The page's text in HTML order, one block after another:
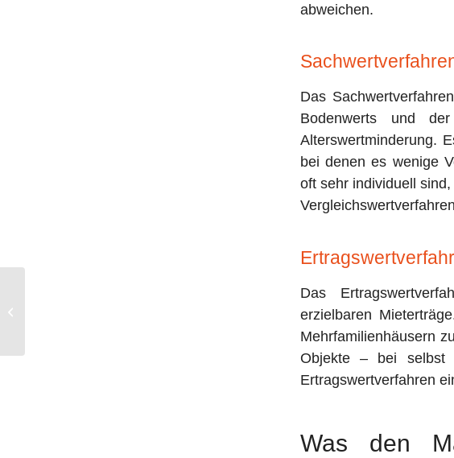
abweichen.
Das
Bodenwerts und
Alterswertminderung.
bei denen es wenige
oft sehr individuell
Das
erzielbaren
Mehrfamilienhäusern
Objekte – bei selbst
Ertragswertverfahren
Was den